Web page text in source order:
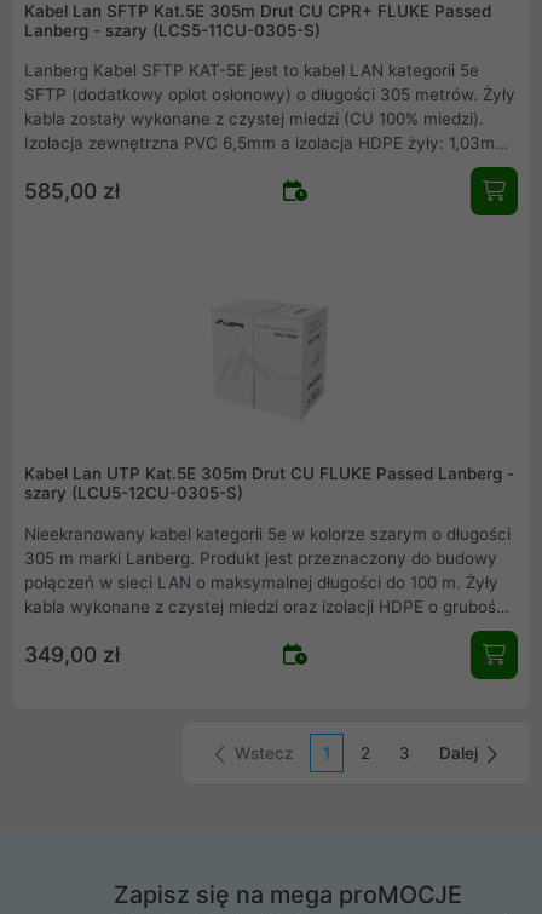
Kabel Lan SFTP Kat.5E 305m Drut CU CPR+ FLUKE Passed
Lanberg - szary (LCS5-11CU-0305-S)
Lanberg Kabel SFTP KAT-5E jest to kabel LAN kategorii 5e
SFTP (dodatkowy oplot osłonowy) o długości 305 metrów. Żyły
kabla zostały wykonane z czystej miedzi (CU 100% miedzi).
Izolacja zewnętrzna PVC 6,5mm a izolacja HDPE żyły: 1,03mm.
Doskonale nadaje się do tworzenia firmowej infrastruktury
sieciowej.
585,00 zł
Kabel Lan UTP Kat.5E 305m Drut CU FLUKE Passed Lanberg -
szary (LCU5-12CU-0305-S)
Nieekranowany kabel kategorii 5e w kolorze szarym o długości
305 m marki Lanberg. Produkt jest przeznaczony do budowy
połączeń w sieci LAN o maksymalnej długości do 100 m. Żyły
kabla wykonane z czystej miedzi oraz izolacji HDPE o grubości
0.88 mm. Izolacja zewnętrzna kabla została wykonana z PVC o
grubości 4,7 mm, ponadto na izolacji zewnętrznej znajduje się
349,00 zł
Wstecz 1 2 3 Dalej
Zapisz się na mega proMOCJE